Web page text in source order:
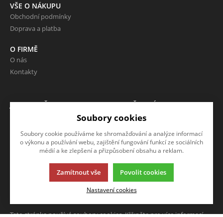
VŠE O NÁKUPU
Obchodní podmínky
Doprava a platba
O FIRMĚ
O nás
Kontakty
JAZYK A MĚNA NAPIŠTE NÁM
Chcete nám něco sdělit o našich
produktech nebo e-shopu?
Neváhejte napsat.
CHCI NAPSAT ZPRÁVU
Tato stránka používá soubory cookies. Klikněte pro více informací.
Soubory cookies
Soubory cookie používáme ke shromažďování a analýze informací
o výkonu a používání webu, zajištění fungování funkcí ze sociálních
médií a ke zlepšení a přizpůsobení obsahu a reklam.
Zamítnout vše Povolit cookies
Nastavení cookies